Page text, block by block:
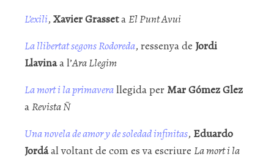
L’exili, Xavier GrassetaEl Punt Avui
La llibertat segons Rodoreda, ressenya de Jordi
Llavinaa l’Ara Llegim
La mort i la primaverallegida per Mar Gómez Glez
aRevista Ñ
Una novela de amor y de soledad infinitas, Eduardo
Jordáal voltant de com es va escriure La mort i la